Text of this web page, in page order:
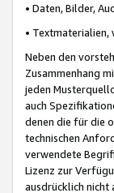
• Daten, Bilder,
•
Neben den
Zusammenhang
jeden
auch
denen die für die
technischen
verwendete
Lizenz zur
ausdrücklich nicht